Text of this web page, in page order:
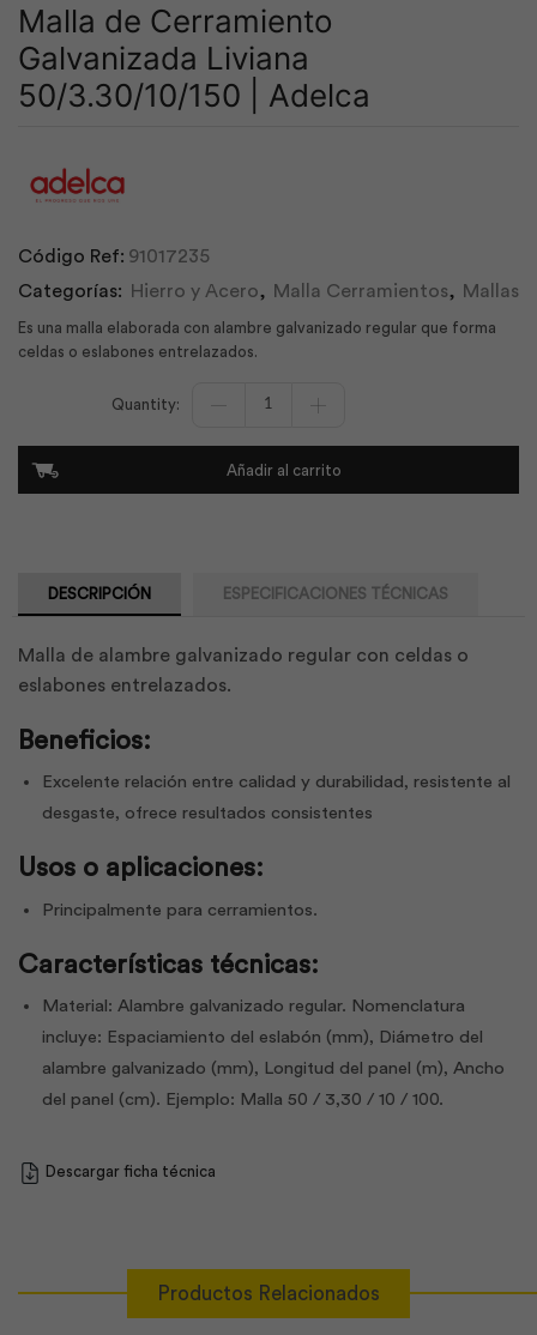
Malla de Cerramiento
Galvanizada Liviana
50/3.30/10/150 | Adelca
Código Ref: 91017235
Categorías:
Hierro y Acero, Malla Cerramientos, Mallas
Es una malla elaborada con alambre galvanizado regular que forma
celdas o eslabones entrelazados.
LivianaAñadir al carrito
DESCRIPCIÓN ESPECIFICACIONES TÉCNICAS
Malla de alambre galvanizado regular con celdas o
eslabones entrelazados.
Beneficios:
Excelente relación entre calidad y durabilidad, resistente al
desgaste, ofrece resultados consistentes
Usos o aplicaciones:
Principalmente para cerramientos.
Características técnicas:
Material: Alambre galvanizado regular. Nomenclatura
incluye: Espaciamiento del eslabón (mm), Diámetro del
alambre galvanizado (mm), Longitud del panel (m), Ancho
del panel (cm). Ejemplo: Malla 50 / 3,30 / 10 / 100.
Descargar ficha técnica
Productos Relacionados